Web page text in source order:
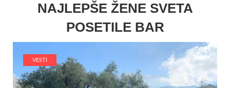
NAJLEPŠE ŽENE SVETA
POSETILE BAR
VESTI